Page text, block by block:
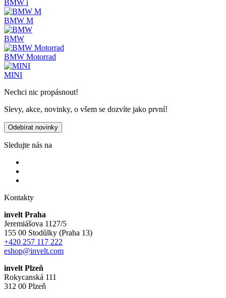
BMW i
BMW M
BMW
BMW Motorrad
MINI
Nechci nic propásnout!
Slevy, akce, novinky, o všem se dozvíte jako první!
Odebírat novinky
Sledujte nás na
Kontakty
invelt Praha
Jeremiášova 1127/5
155 00 Stodůlky (Praha 13)
+420 257 117 222
eshop@invelt.com
invelt Plzeň
Rokycanská 111
312 00 Plzeň